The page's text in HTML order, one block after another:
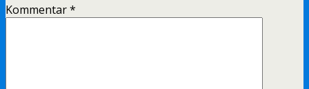
Kommentar*